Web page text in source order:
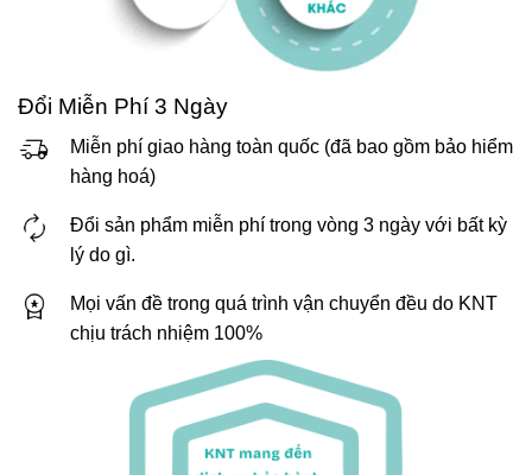
Đổi Miễn Phí 3 Ngày
Miễn phí giao hàng toàn quốc (đã bao gồm bảo hiểm
hàng hoá)
Đổi sản phẩm miễn phí trong vòng 3 ngày với bất kỳ
lý do gì.
Mọi vấn đề trong quá trình vận chuyển đều do KNT
chịu trách nhiệm 100%